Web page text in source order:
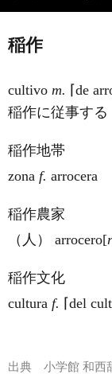
稲作
cultivo m. ⌈de
稲作に従事する
稲作地帯
zona f. arrocera
稲作農家
（人） arrocero[
稲作文化
cultura f. ⌈del
出典 小学館 和西